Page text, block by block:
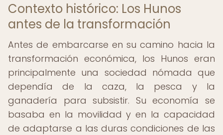
Contexto histórico: Los Hunos
antes de la transformación
Antes de embarcarse en su camino hacia la
transformación económica, los Hunos eran
principalmente una sociedad nómada que
dependía de la caza, la pesca y la
ganadería para subsistir. Su economía se
basaba en la movilidad y en la capacidad
de adaptarse a las duras condiciones de las